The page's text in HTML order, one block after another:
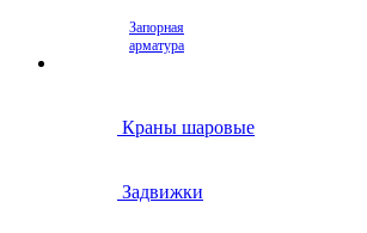
Запорная
арматура
Краны шаровые
Задвижки